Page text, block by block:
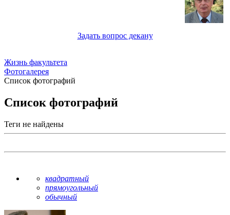
Задать вопрос декану
Жизнь факультета
Фотогалерея
Список фотографий
Список фотографий
Теги не найдены
квадратный
прямоугольный
обычный